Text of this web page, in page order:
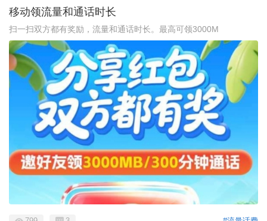
移动领流量和通话时长
扫一扫双方都有奖励，流量和通话时长。最高可领3000M